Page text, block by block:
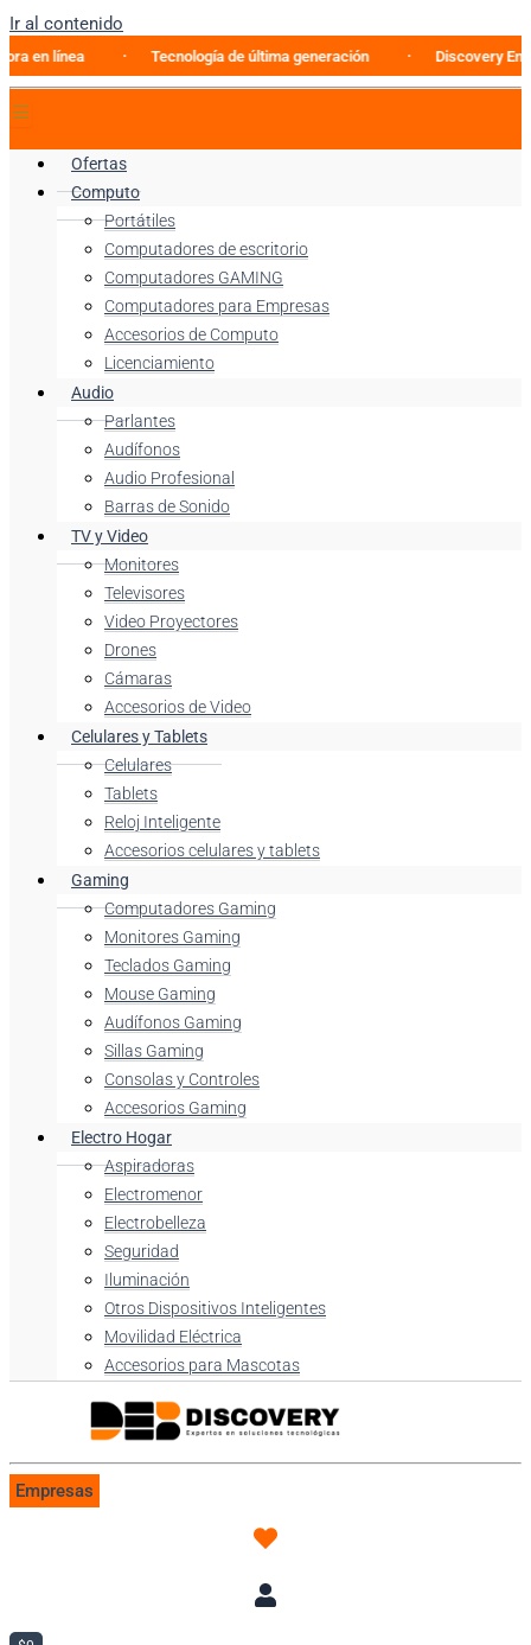
Ir al contenido
línea Tecnología de última generación Discovery
Ofertas
Computo
Portátiles
Computadores de escritorio
Computadores GAMING
Computadores para Empresas
Accesorios de Computo
Licenciamiento
Audio
Parlantes
Audífonos
Audio Profesional
Barras de Sonido
TV y Video
Monitores
Televisores
Video Proyectores
Drones
Cámaras
Accesorios de Video
Celulares y Tablets
Celulares
Tablets
Reloj Inteligente
Accesorios celulares y tablets
Gaming
Computadores Gaming
Monitores Gaming
Teclados Gaming
Mouse Gaming
Audífonos Gaming
Sillas Gaming
Consolas y Controles
Accesorios Gaming
Electro Hogar
Aspiradoras
Electromenor
Electrobelleza
Seguridad
Iluminación
Otros Dispositivos Inteligentes
Movilidad Eléctrica
Accesorios para Mascotas
Empresas